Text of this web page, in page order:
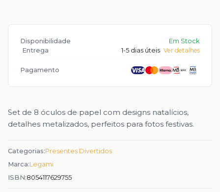
Disponibilidade
Em Stock
Entrega
1-5 dias úteis Ver detalhes
Pagamento
Set de 8 óculos de papel com designs natalícios,
detalhes metalizados, perfeitos para fotos festivas.
Categorias:Presentes Divertidos
Marca:Legami
ISBN:8054117629755